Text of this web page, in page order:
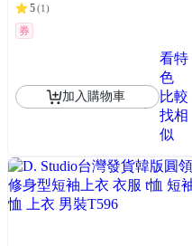
5(1)
券
加入購物車
看特
色
比較
找相
似